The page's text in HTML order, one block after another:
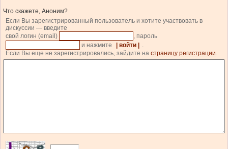
Что скажете, Аноним?
Если Вы зарегистрированный пользователь и хотите участвовать в
дискуссии — введите
свой логин (email)
, пароль
и нажмите
| войти |
.
Если Вы еще не зарегистрировались, зайдите на страницу регистрации.